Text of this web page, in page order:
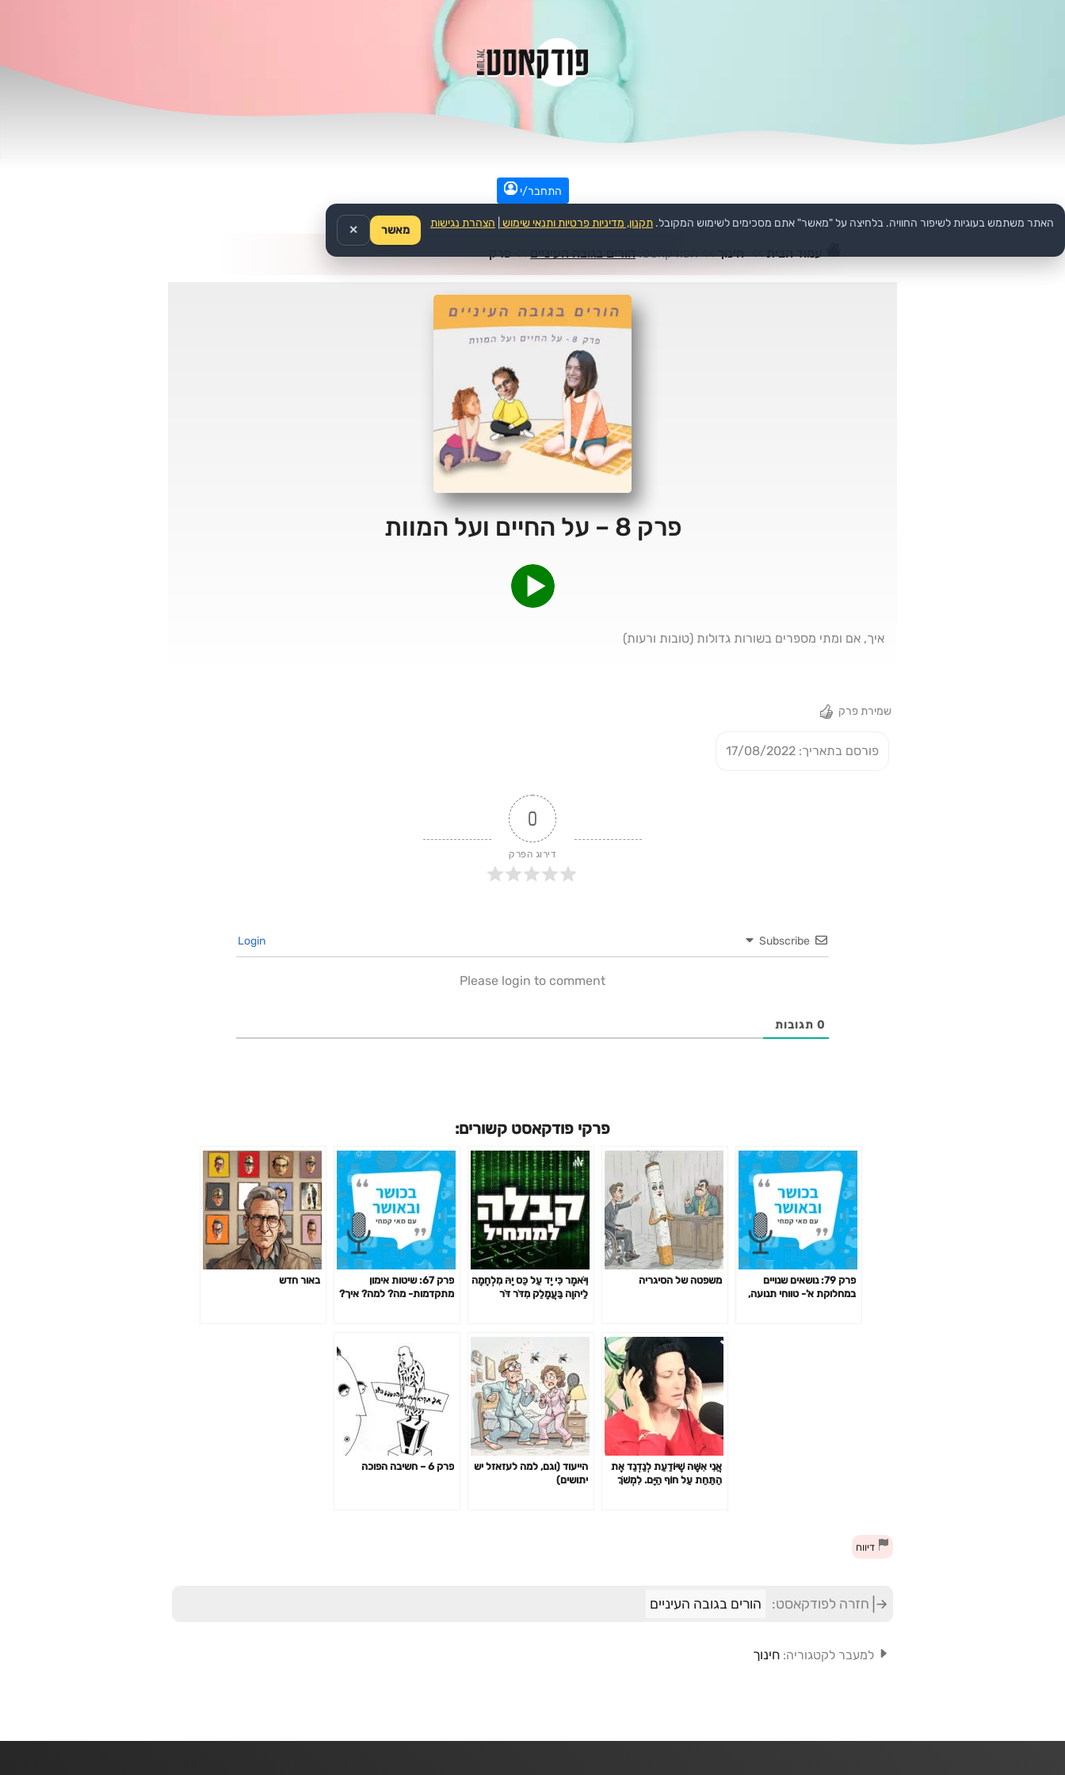
התחבר/י
עמוד הבית >> חינוך >>הפודקאסט: הורים בגובה העיניים >>פרק
פרק 8 – על החיים ועל המוות
איך, אם ומתי מספרים בשורות גדולות (טובות ורעות)
שמירת פרק
פורסם בתאריך: 17/08/2022
0
דירוג הפרק
Subscribe
Please login to comment
0 תגובות
פרקי פודקאסט קשורים:
פרק 79: נושאים שנויים
במחלוקת א'- טווחי תנועה,
משפטה של הסיגריה
וַיֹּאמֶר כִּי יָד עַל כֵּס יָהּ מִלְחָמָה
לַיהוָה בַּעֲמָלֵק מִדֹּר דֹּר
פרק 67: שיטות אימון
מתקדמות- מה? למה? איך?
באור חדש
אֲנִי אִשָּׁה שֶׁיּוֹדַעַת לְנַדְנֵד אֶת
הַתַּחַת עַל חוֹף הַיָּם. לִמְשֹׁךְ
הייעוד (וגם, למה לעזאזל יש
יתושים)
פרק 6 – חשיבה הפוכה
דיווח
חזרה לפודקאסט: הורים בגובה העיניים
למעבר לקטגוריה: חינוך
האתר משתמש בעוגיות לשיפור החוויה. בלחיצה על "מאשר" אתם מסכימים לשימוש המקובל. תקנון, מדיניות פרטיות ותנאי שימוש הצהרת נגישות
מאשר ✕